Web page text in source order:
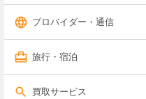
プロバイダー・通信
旅行・宿泊
買取サービス